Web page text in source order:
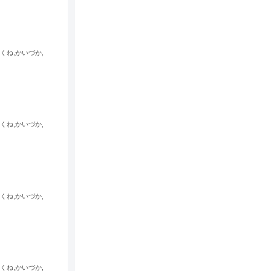
ね,かいづか,
ね,かいづか,
ね,かいづか,
ね,かいづか,